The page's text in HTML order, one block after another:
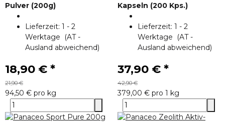
Pulver (200g)
Lieferzeit: 1 - 2
Werktage
(AT -
Ausland abweichend)
18,90 € *
21,90 €
94,50 € pro kg
Kapseln (200 Kps.)
Lieferzeit: 1 - 2
Werktage
(AT -
Ausland abweichend)
37,90 € *
42,90 €
379,00 € pro 1 kg